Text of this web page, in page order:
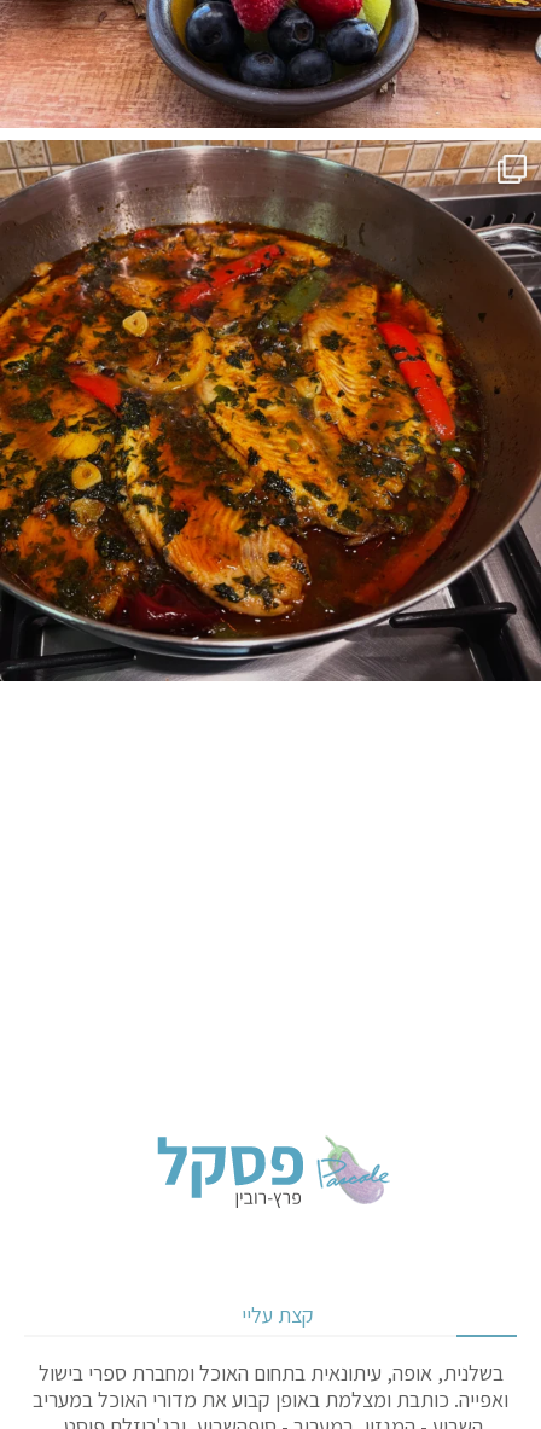
קצת עליי
בשלנית, אופה, עיתונאית בתחום האוכל ומחברת ספרי בישול
ואפייה. כותבת ומצלמת באופן קבוע את מדורי האוכל במעריב